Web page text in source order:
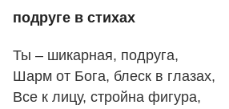
подруге в стихах
Ты – шикарная, подруга,
Шарм от Бога, блеск в глазах,
Все к лицу, стройна фигура,